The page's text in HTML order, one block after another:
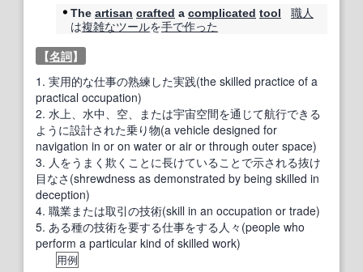
The artisan crafted a complicated tool
職人
は複雑なツールを手で作った
【名詞】
1. 実用的な仕事の熟練した実践(the skilled practice of a
practical occupation)
2. 水上、水中、空、または宇宙空間を通じて航行できる
ように設計された乗り物(a vehicle designed for
navigation in or on water or air or through outer space)
3. 人をうまく欺くことに長けていることで示される抜け
目なさ(shrewdness as demonstrated by being skilled in
deception)
4. 職業または取引の技術(skill in an occupation or trade)
5. ある種の技術を要する仕事をする人々(people who
perform a particular kind of skilled work)
用例